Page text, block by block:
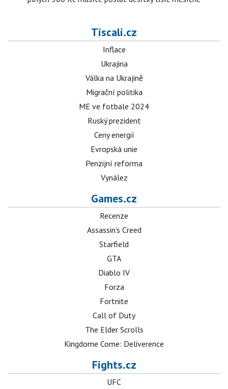
Tiscali.cz
Inflace
Ukrajina
Válka na Ukrajině
Migrační politika
ME ve fotbale 2024
Ruský prezident
Ceny energií
Evropská unie
Penzijní reforma
Vynález
Games.cz
Recenze
Assassin's Creed
Starfield
GTA
Diablo IV
Forza
Fortnite
Call of Duty
The Elder Scrolls
Kingdome Come: Deliverence
Fights.cz
UFC